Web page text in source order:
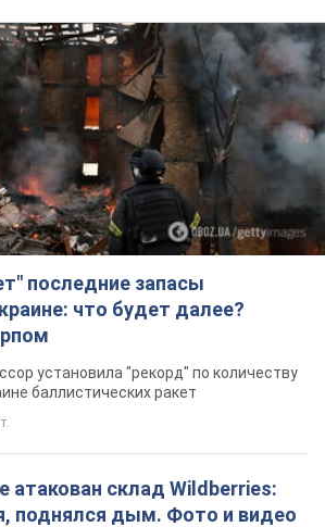
последние запасы
что будет далее?
установила "рекорд" по количеству
баллистических ракет
атакован склад Wildberries:
поднялся дым. Фото и видео